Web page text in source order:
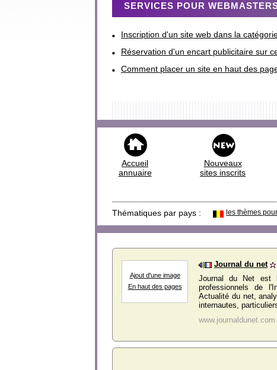
SERVICES POUR
Inscription d'un site web dans la
Réservation d'un encart publicitaire sur
Comment placer un site en haut des
Accueil
annuaire
Nouveaux
sites inscrits
Thématiques par pays : les thèmes
Ajout d'une image
En haut des pages
Journal du net
Journal du Net est
professionnels de
Actualité du net,
internautes,
www.journaldunet.com